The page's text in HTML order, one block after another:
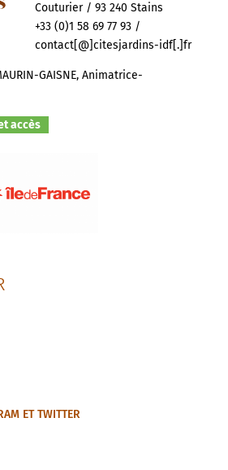
Couturier / 93 240 Stains
+33 (0)1 58 69 77 93 /
contact[@]citesjardins-idf[.]fr
GAISNE, Animatrice-
accès
ETTWITTER